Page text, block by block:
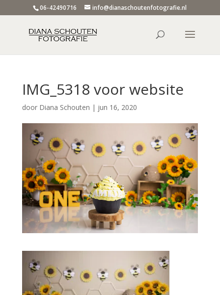
06-42490716 info@dianaschoutenfotografie.nl
IMG_5318 voor website
door Diana Schouten | jun 16, 2020